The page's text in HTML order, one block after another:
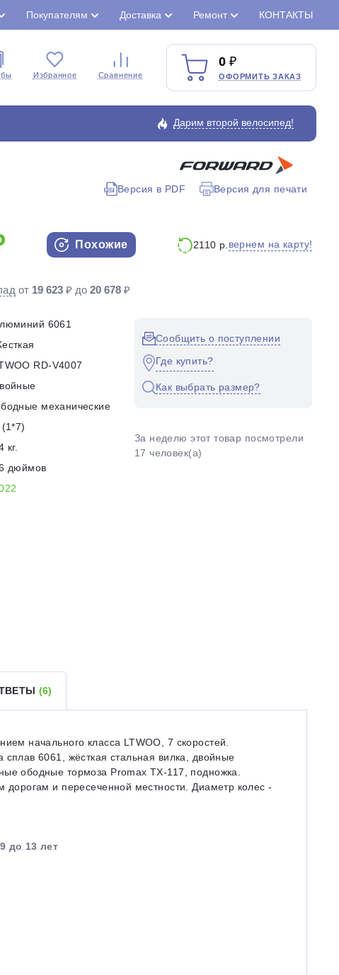
Покупателям Доставка Ремонт КОНТАКТЫ
Избранное Сравнение
0
ОФОРМИТЬ ЗАКАЗ
Дарим второй велосипед!
Версия в PDF Версия для печати
Похожие 2110 р. вернем на карту!
от 19 623 ₽ до20 678 ₽
6061
RD-V4007
механические
кг.
дюймов
Сообщить о поступлении
Где купить?
Как выбрать размер?
За неделю этот товар посмотрели
17 человек(а)
(6)
начального класса LTWOO, 7 скоростей.
6061, жёсткая стальная вилка, двойные
ободные тормоза Promax TX-117, подножка.
и пересеченной местности. Диаметр колес -
до 13 лет